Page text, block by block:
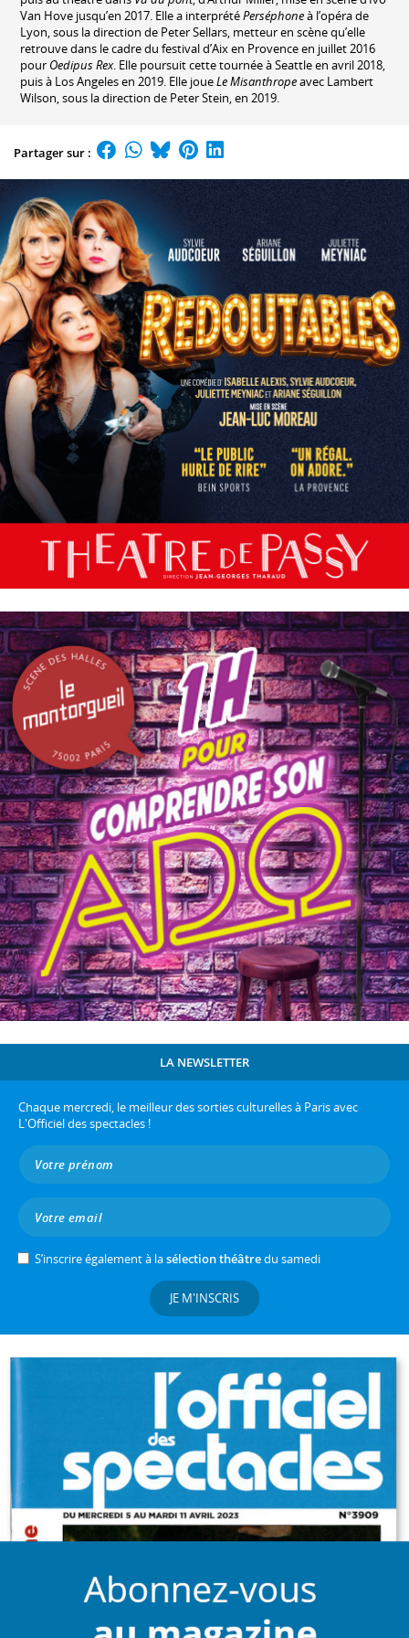
Van Hove jusqu’en 2017. Elle a interprétéPerséphoneà l’opéra de
Lyon, sous la direction de Peter Sellars, metteur en scène qu’elle
retrouve dans le cadre du festival d’Aix en Provence en juillet 2016
pour Oedipus Rex. Elle poursuit cette tournée à Seattle en avril 2018,
puis à Los Angeles en 2019. Elle joueLe Misanthropeavec Lambert
Wilson, sous la direction de Peter Stein, en 2019.
Partager sur :
LA NEWSLETTER
Chaque mercredi, le meilleur des sorties culturelles à Paris avec
L'Officiel des spectacles !
S’inscrire également à lasélection théâtredu samedi
JE M'INSCRIS